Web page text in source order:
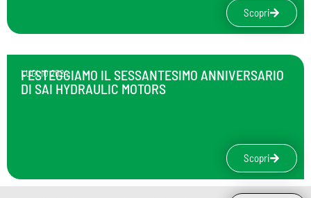
Scopri
LUGLIO 2024
FESTEGGIAMO IL SESSANTESIMO ANNIVERSARIO
DI SAI HYDRAULIC MOTORS
Scopri